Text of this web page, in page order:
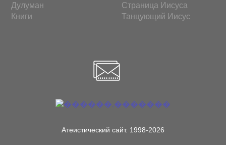
Дулуман
Книги
Страница Иисуса
Танцующий Иисус
Атеистический сайт. 1998-2026